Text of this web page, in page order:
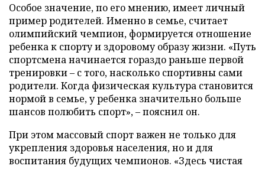
Особое значение, по его мнению, имеет личный
пример родителей. Именно в семье, считает
олимпийский чемпион, формируется отношение
ребенка к спорту и здоровому образу жизни. «Путь
спортсмена начинается гораздо раньше первой
тренировки – с того, насколько спортивны сами
родители. Когда физическая культура становится
нормой в семье, у ребенка значительно больше
шансов полюбить спорт», – пояснил он.
При этом массовый спорт важен не только для
укрепления здоровья населения, но и для
воспитания будущих чемпионов. «Здесь чистая